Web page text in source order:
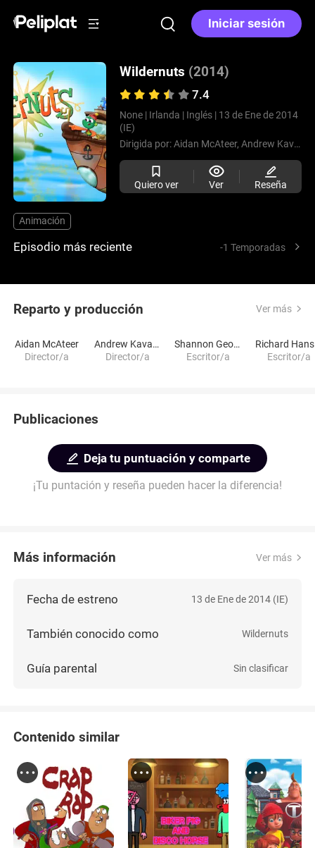
Iniciar sesión
Wildernuts (2014)
7.4
None | Irlanda | Inglés | 13 de Ene de 2014
(IE)
Dirigida por:Aidan McAteer, Andrew Kavanagh
Quiero ver Ver Reseña
Animación
Episodio más reciente -1 Temporadas
Reparto y producción Ver más
Aidan McAteer
Director/a
Andrew Kavanagh
Director/a
Shannon George
Escritor/a
Escritor/a
Publicaciones
Deja tu puntuación y comparte
¡Tu puntación y reseña pueden hacer la diferencia!
Más información Ver más
Fecha de estreno 13 de Ene de 2014 (IE)
También conocido como Wildernuts
Guía parental Sin clasificar
Contenido similar